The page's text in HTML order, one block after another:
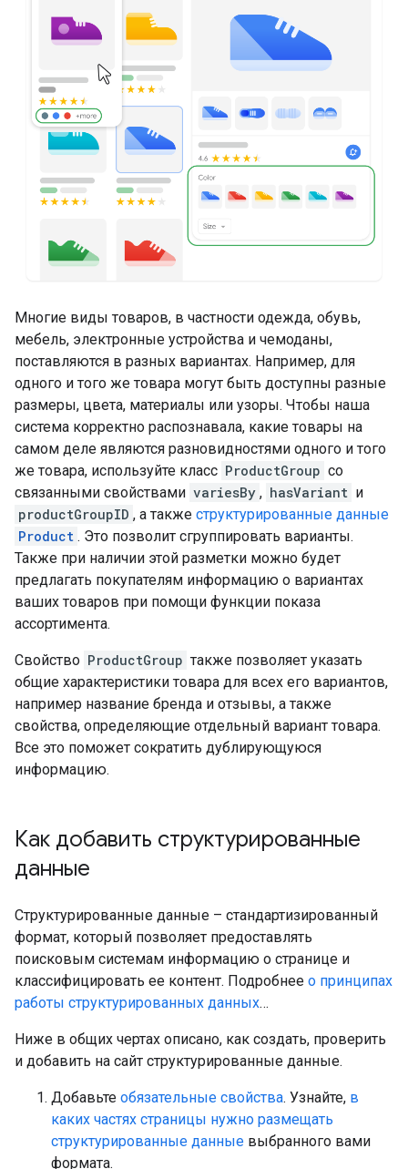
Многие виды товаров, в частности одежда, обувь,
мебель, электронные устройства и чемоданы,
поставляются в разных вариантах. Например, для
одного и того же товара могут быть доступны разные
размеры, цвета, материалы или узоры. Чтобы наша
система корректно распознавала, какие товары на
самом деле являются разновидностями одного и того
же товара, используйте класс ProductGroup со
связанными свойствами variesBy , hasVariant и
productGroupID , а также структурированные данные
Product . Это позволит сгруппировать варианты.
Также при наличии этой разметки можно будет
предлагать покупателям информацию о вариантах
ваших товаров при помощи функции показа
ассортимента.
Свойство ProductGroup также позволяет указать
общие характеристики товара для всех его вариантов,
например название бренда и отзывы, а также
свойства, определяющие отдельный вариант товара.
Все это поможет сократить дублирующуюся
информацию.
Как добавить структурированные
данные
Структурированные данные – стандартизированный
формат, который позволяет предоставлять
поисковым системам информацию о странице и
классифицировать ее контент. Подробнее о принципах
работы структурированных данных…
Ниже в общих чертах описано, как создать, проверить
и добавить на сайт структурированные данные.
Добавьте обязательные свойства. Узнайте, в
каких частях страницы нужно размещать
структурированные данные выбранного вами
формата.